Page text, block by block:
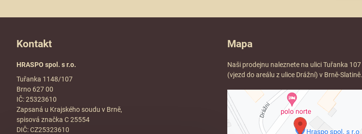
Kontakt
HRASPO spol. s r.o.
Tuřanka 1148/107
Brno 627 00
IČ: 25323610
Zapsaná u Krajského soudu v Brně,
spisová značka C 25554
DIČ: CZ25323610
Mapa
Naši prodejnu naleznete na ulici Tuřanka 107
(vjezd do areálu z ulice Drážní) v Brně-Slatině.